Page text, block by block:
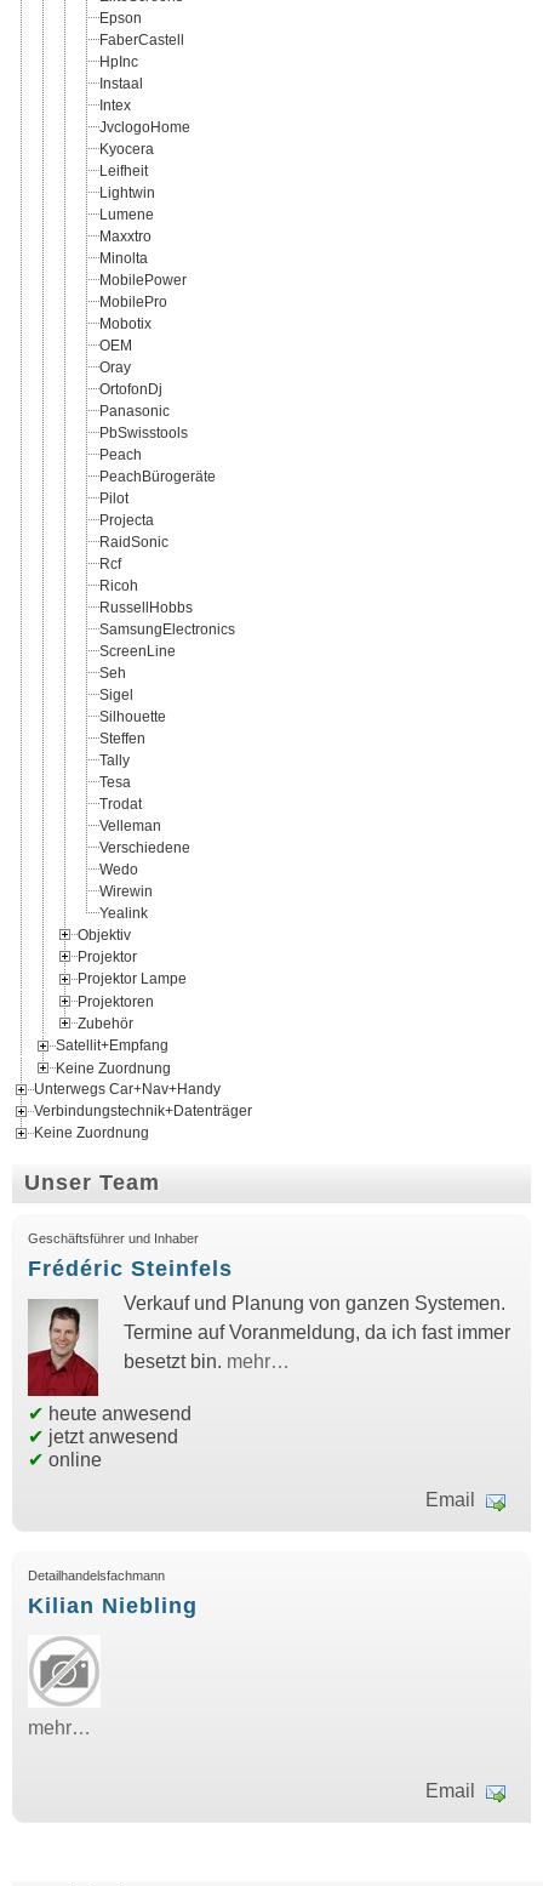
Epson
FaberCastell
HpInc
Instaal
Intex
JvclogoHome
Kyocera
Leifheit
Lightwin
Lumene
Maxxtro
Minolta
MobilePower
MobilePro
Mobotix
OEM
Oray
OrtofonDj
Panasonic
PbSwisstools
Peach
PeachBürogeräte
Pilot
Projecta
RaidSonic
Rcf
Ricoh
RussellHobbs
SamsungElectronics
ScreenLine
Seh
Sigel
Silhouette
Steffen
Tally
Tesa
Trodat
Velleman
Verschiedene
Wedo
Wirewin
Yealink
Objektiv
Projektor
Projektor Lampe
Projektoren
Zubehör
Satellit+Empfang
Keine Zuordnung
Unterwegs Car+Nav+Handy
Verbindungstechnik+Datenträger
Keine Zuordnung
Unser Team
Geschäftsführer und Inhaber
Frédéric Steinfels
Verkauf und Planung von ganzen Systemen.
Termine auf Voranmeldung, da ich fast immer
besetzt bin. mehr…
✔ heute anwesend
✔ jetzt anwesend
✔ online
Email
Detailhandelsfachmann
Kilian Niebling
mehr…
Email